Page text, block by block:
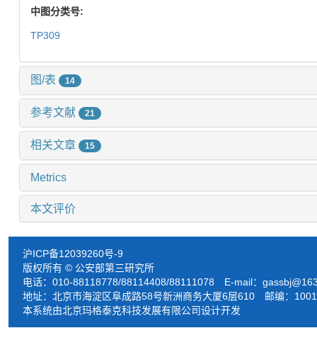
中图分类号:
TP309
图/表 14
参考文献 21
相关文章 15
Metrics
本文评价
沪ICP备12039260号-9
版权所有 © 公安部第三研究所
电话：010-88118778/88114408/88111078 E-mail：
地址：北京市海淀区阜成路58号新洲商务大厦6层610 邮编：
本系统由北京玛格泰克科技发展有限公司设计开发